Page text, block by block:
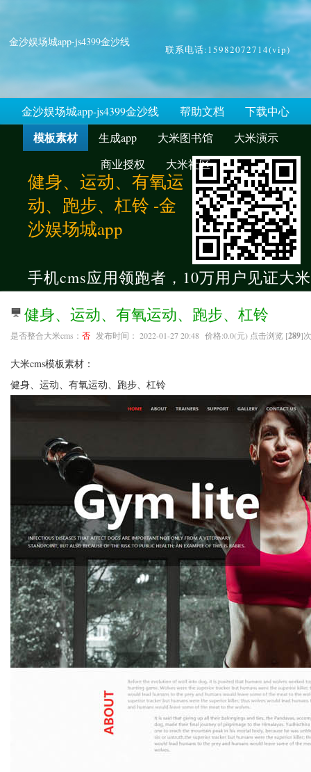
金沙娱场城app-js4399金沙线
联系电话:15982072714(vip)
金沙娱场城app-js4399金沙线 帮助文档 下载中心
模板素材 生成app 大米图书馆
大米演示
商业授权
大米社区
健身、运动、有氧运
动、跑步、杠铃 -金
沙娱场城app
手机cms应用领跑者，10万用户见证大
健身、运动、有氧运动、跑步、杠铃
是否整合大米cms： 否 发布时间： 2022-01-27 20:48 价格:0.0(元) 点击浏览 [289]
大米cms模板素材：
健身、运动、有氧运动、跑步、杠铃